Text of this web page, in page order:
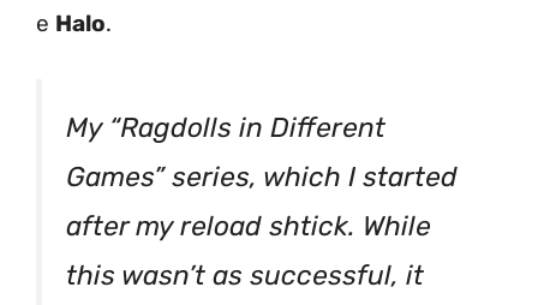
e Halo.
My “Ragdolls in Different
Games” series, which I started
after my reload shtick. While
this wasn’t as successful, it